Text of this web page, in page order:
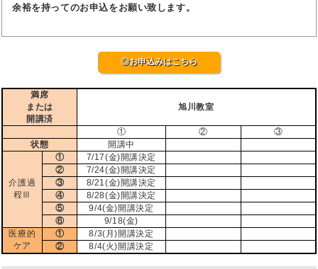
余裕を持ってのお申込をお願い致します。
◎お申込みはこちら
満席
または
開講済
旭川教室
① ②
③
状態
開講中
介護過
程Ⅲ
①
7/17(金)開講決定
②
7/24(金)開講決定
③
8/21(金)開講決定
④
8/28(金)開講決定
⑤
9/4(金)開講決定
⑥
9/18(金)
医療的
ケア
①
8/3(月)開講決定
②
8/4(火)開講決定